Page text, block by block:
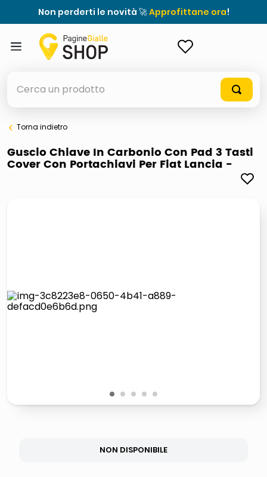
Non perderti le novità 🚀Approfittane ora!
elenchi telefonici
orologio parete
lucidatrice pavimenti
pattumiera raccolta differenziata
Torna indietro
Guscio Chiave In Carbonio Con Pad 3 Tasti
Cover Con Portachiavi Per Fiat Lancia -
1 2 3 4 5
NON DISPONIBILE